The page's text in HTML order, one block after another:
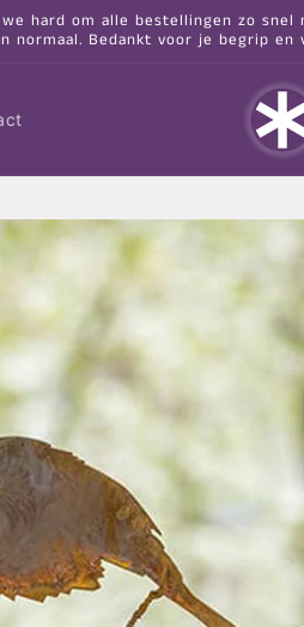
hard om alle bestellingen zo
normaal. Bedankt voor je begrip en